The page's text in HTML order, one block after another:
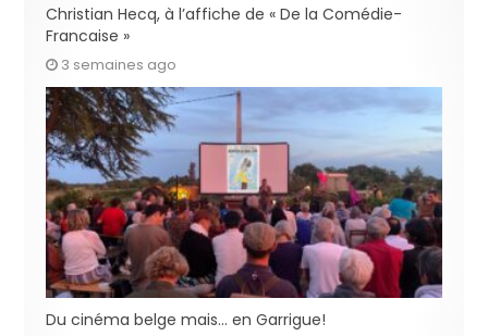
Christian Hecq, à l’affiche de « De la Comédie-
Francaise »
3 semaines ago
Du cinéma belge mais… en Garrigue!